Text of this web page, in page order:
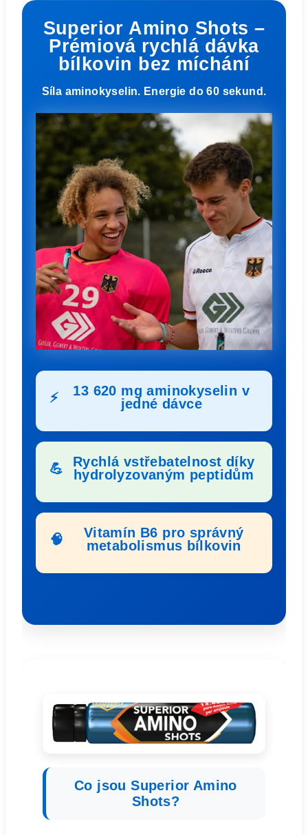
Superior Amino Shots –
Prémiová rychlá dávka
bílkovin bez míchání
Síla aminokyselin. Energie do 60 sekund.
⚡
13 620 mg aminokyselin v
jedné dávce
💪
Rychlá vstřebatelnost díky
hydrolyzovaným peptidům
🧠
Vitamín B6 pro správný
metabolismus bílkovin
Co jsou Superior Amino
Shots?